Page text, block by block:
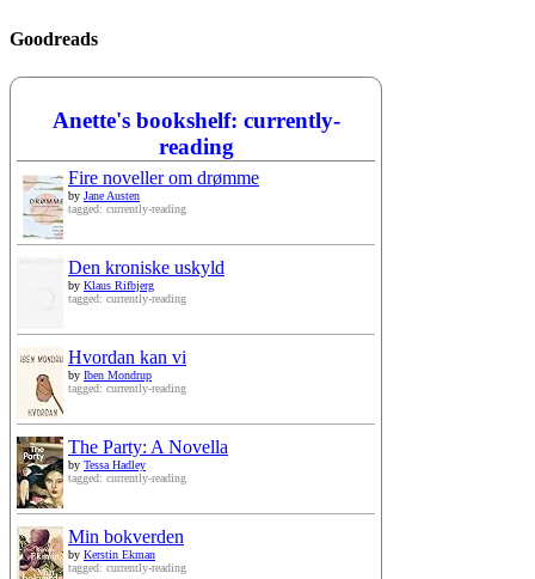
Goodreads
Anette's bookshelf: currently-
reading
Fire noveller om drømme
by Jane Austen
tagged: currently-reading
Den kroniske uskyld
by Klaus Rifbjerg
tagged: currently-reading
Hvordan kan vi
by Iben Mondrup
tagged: currently-reading
The Party: A Novella
by Tessa Hadley
tagged: currently-reading
Min bokverden
by Kerstin Ekman
tagged: currently-reading